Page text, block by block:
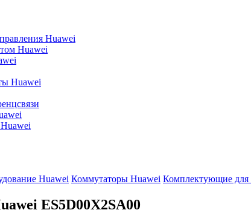
Huawei
Huawei
Huawei
Huawei Коммутаторы Huawei Комплектующие для
ES5D00X2SA00